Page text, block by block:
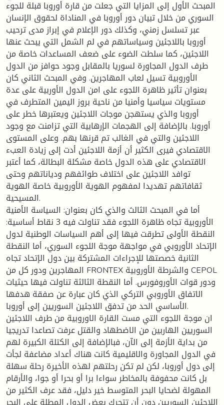
المبحث الأول إلى المزايا التي جعلت من قارة أوروبا قبلة للجوء
السوري من خلال تبيان دور أوروبا في المناداة لحقوق الإنسان
عبر تسلسل زمني، وكذلك دور الإعلام في إبراز مدى ترحيب
أوروبا باللاجئين وسياساتهم في لم الشمل التي يبحث عنها
اللاجئين، كما سلطت الضوء على ضعف المساعدات خاصة من
طرف الدول المجاورة لسوريا بالمقابل وجود حوافز من الدول
الأوروبية تسيل لعاب المهاجرين. وفي المبحث الثاني كان
بعنوان تأثير ظاهرة اللجوء على امن الدول الأوربية على عدة
مستويات سياسيا وأمنيا من ناحية بروز اليمين المتطرف في
أوروبا والذي يستهجن موجات اللاجئين ويعتبرها خطر على
أوروبا. بالإضافة إلى الهجمات الإرهابية التي تزامنت مع وجود
اللاجئين والتي في الغالب تم قرنها بهم. وعلى المستوى
الاقتصادي فيرى الكثير أن أزمة اللاجئين أدت إلى زيادة العبء
الاقتصادي على هذه الدول خاصة مشكلة البطالة، كما أعتبر
توافد اللاجئين على اختلاف طوائفهم ودياناتهم وحتى
ثقافاتهم تهديدا لمفهوم الهوية الأوروبية خاصة الهوية
المسيحية.
أما في المبحث الثالث والذي كان بعنوان: السياسة الأمنية
الأوروبية تجاه ظاهرة اللجوء فقد تناولت فيه 3 نقاط أساسية:
النقطة الأولى تطرقت فيها إلى أهم السياسات الوطنية لدول
الإتحاد الأوروبي في مواجهة موجة اللجوء السوري، أما النقطة
الثانية خصصتها للإجراءات المشتركة بين دول الإتحاد تجاه
المهاجرين ودور كل من FRONTEX والشرطة الأوروبية CEPOL
ودور قوات الأوروفورس. أما النقطة الثالثة تناولت فيها حيثيات
الاتفاق الأوروبي التركي الذي كان عبارة عن صفقة هدفها
الأساسي الحد من تدفق اللاجئين السوريين إلى أوروبا.
ان موجة اللجوء التي مست القارة الاوروبية من طرف اللاجئين
السوريين الهاربين من الاضطهاد والقتل عرفت تصاعدا تدريجيا
من بداية الأزمة إلى الآن، فبالإضافة إلى الكتلة الكبيرة لهم
في الدول المجاورة والاقليمية كانت هناك أعداد مضاعفة لجأت
إلى دول أوروبا، لكن لم تكن رحلتهم لهذه الأخيرة رحلة سهلة
بل كانت محفوفة بالمخاطر سواءا برا أو بحرا أو جوا، والأرقام
المهولة لضحايا البحر المتوسط خير دليل، فقد عرف الكثير من